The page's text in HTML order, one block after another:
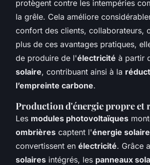
protègent contre les intempéries
la grêle. Cela améliore
confort des clients, collaborateurs,
plus de ces avantages pratiques,
de produire de l'électricité à partir
solaire, contribuant ainsi à la
l’empreinte carbone.
Production d'énergie propre et
Les modules photovoltaïques
ombrières captent l'énergie solaire
convertissent en électricité. Grâce
solaires intégrés, les panneaux